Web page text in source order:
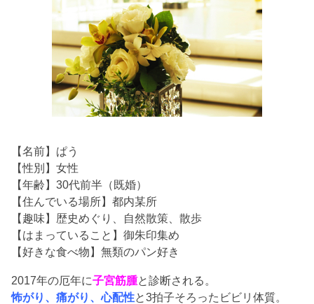
【名前】ぱう
【性別】女性
【年齢】30代前半（既婚）
【住んでいる場所】都内某所
【趣味】歴史めぐり、自然散策、散歩
【はまっていること】御朱印集め
【好きな食べ物】無類のパン好き
2017年の厄年に子宮筋腫と診断される。
怖がり、痛がり、心配性と3拍子そろったビビリ体質。